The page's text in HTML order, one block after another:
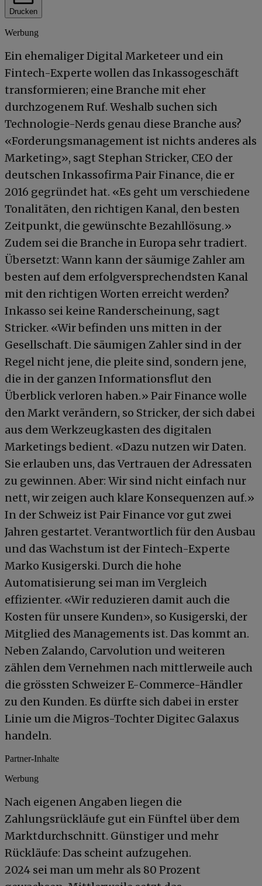
Drucken
Werbung
Ein ehemaliger Digital Marketeer und ein
Fintech-Experte wollen das Inkassogeschäft
transformieren; eine Branche mit eher
durchzogenem Ruf. Weshalb suchen sich
Technologie-Nerds genau diese Branche aus?
«Forderungsmanagement ist nichts anderes als
Marketing», sagt Stephan Stricker, CEO der
deutschen Inkassofirma Pair Finance, die er
2016 gegründet hat. «Es geht um verschiedene
Tonalitäten, den richtigen Kanal, den besten
Zeitpunkt, die gewünschte Bezahllösung.»
Zudem sei die Branche in Europa sehr tradiert.
Übersetzt: Wann kann der säumige Zahler am
besten auf dem erfolgversprechendsten Kanal
mit den richtigen Worten erreicht werden?
Inkasso sei keine Randerscheinung, sagt
Stricker. «Wir befinden uns mitten in der
Gesellschaft. Die säumigen Zahler sind in der
Regel nicht jene, die pleite sind, sondern jene,
die in der ganzen Informationsflut den
Überblick verloren haben.» Pair Finance wolle
den Markt verändern, so Stricker, der sich dabei
aus dem Werkzeugkasten des digitalen
Marketings bedient. «Dazu nutzen wir Daten.
Sie erlauben uns, das Vertrauen der Adressaten
zu gewinnen. Aber: Wir sind nicht einfach nur
nett, wir zeigen auch klare Konsequenzen auf.»
In der Schweiz ist Pair Finance vor gut zwei
Jahren gestartet. Verantwortlich für den Ausbau
und das Wachstum ist der Fintech-Experte
Marko Kusigerski. Durch die hohe
Automatisierung sei man im Vergleich
effizienter. «Wir reduzieren damit auch die
Kosten für unsere Kunden», so Kusigerski, der
Mitglied des Managements ist. Das kommt an.
Neben Zalando, Carvolution und weiteren
zählen dem Vernehmen nach mittlerweile auch
die grössten Schweizer E-Commerce-Händler
zu den Kunden. Es dürfte sich dabei in erster
Linie um die Migros-Tochter Digitec Galaxus
handeln.
Partner-Inhalte
Werbung
Nach eigenen Angaben liegen die
Zahlungsrückläufe gut ein Fünftel über dem
Marktdurchschnitt. Günstiger und mehr
Rückläufe: Das scheint aufzugehen.
2024 sei man um mehr als 80 Prozent